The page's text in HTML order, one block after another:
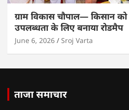
ग्राम विकास चौपाल— किसान को
उपलब्धता के लिए बनाया रोडमैप
June 6, 2026 Sroj Varta
ताजा समाचार